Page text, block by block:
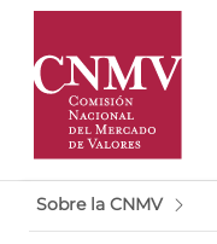
Sobre la CNMV